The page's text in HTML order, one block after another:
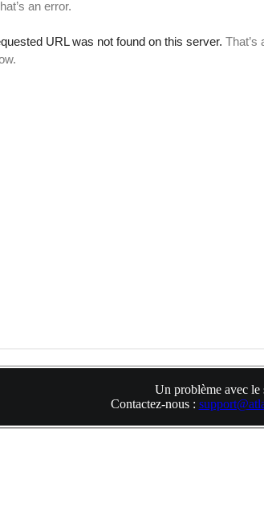
Un problème avec le
Contactez-nous :